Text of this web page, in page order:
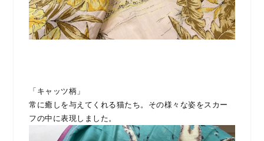
「キャッツ柄」
常に癒しを与えてくれる猫たち。その様々な姿をスカー
フの中に表現しました。